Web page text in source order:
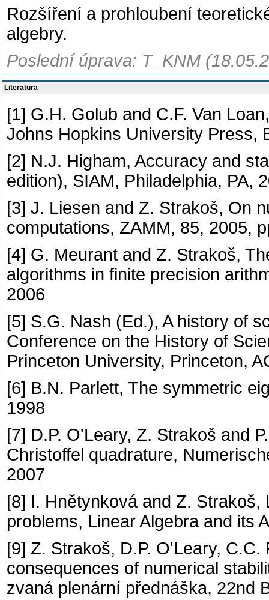
Rozšíření a prohloubení
algebry.
Poslední úprava: T_KNM
Literatura
[1] G.H. Golub and C.F. Van
Johns Hopkins University Press,
[2] N.J. Higham, Accuracy and
edition), SIAM, Philadelphia, PA,
[3] J. Liesen and Z. Strakoš, On
computations, ZAMM, 85, 2005,
[4] G. Meurant and Z. Strakoš,
algorithms in finite precision
2006
[5] S.G. Nash (Ed.), A history of
Conference on the History of
Princeton University, Princeton,
[6] B.N. Parlett, The symmetric
1998
[7] D.P. O'Leary, Z. Strakoš and
Christoffel quadrature,
2007
[8] I. Hnětynková and Z.
problems, Linear Algebra and its
[9] Z. Strakoš, D.P. O'Leary,
consequences of numerical
zvaná plenární přednáška, 22nd